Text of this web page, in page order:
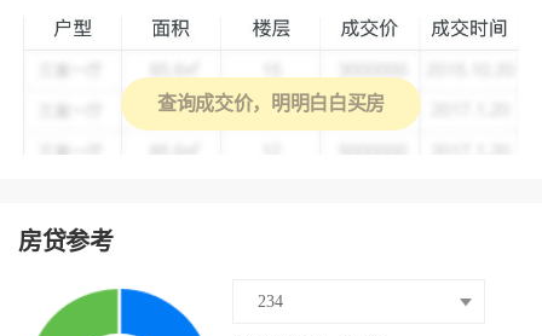
查询成交价，明明白白买房
房贷参考
234